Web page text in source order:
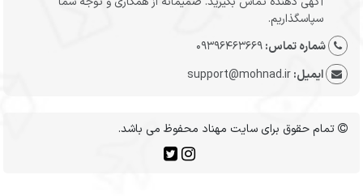
سپاسگذاریم.
شماره تماس:09396463669
ایمیل:support@mohnad.ir
تمام حقوق برای سایت مهناد محفوظ می باشد.